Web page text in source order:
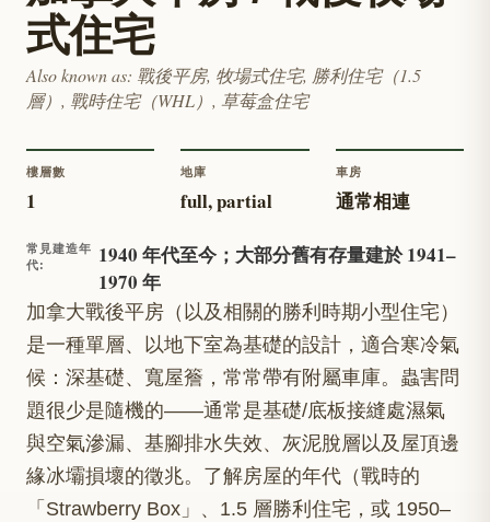
式住宅
Also known as: 戰後平房, 牧場式住宅, 勝利住宅（1.5
層）, 戰時住宅（WHL）, 草莓盒住宅
樓層數
1
地庫
full, partial
車房
通常相連
常見建造年
代:
1940 年代至今；大部分舊有存量建於 1941–
1970 年
加拿大戰後平房（以及相關的勝利時期小型住宅）
是一種單層、以地下室為基礎的設計，適合寒冷氣
候：深基礎、寬屋簷，常常帶有附屬車庫。蟲害問
題很少是隨機的——通常是基礎/底板接縫處濕氣
與空氣滲漏、基腳排水失效、灰泥脫層以及屋頂邊
緣冰壩損壞的徵兆。了解房屋的年代（戰時的
「Strawberry Box」、1.5 層勝利住宅，或 1950–